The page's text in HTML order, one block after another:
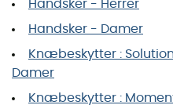
Handsker - Herrer
Handsker - Damer
Knæbeskytter :
Damer
Knæbeskytter :